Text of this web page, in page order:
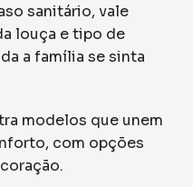
sanitário, vale
louça e tipo de
a família se sinta
modelos que unem
com opções